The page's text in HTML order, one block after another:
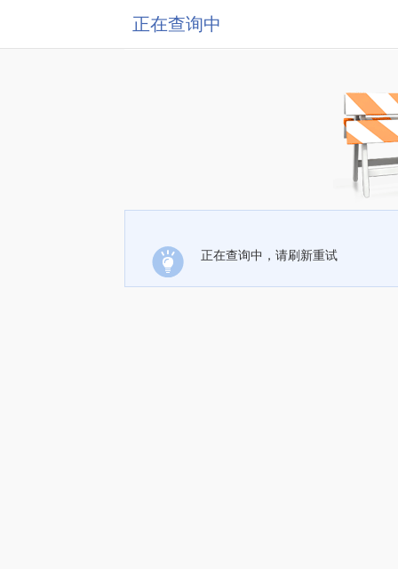
正在查询中
正在查询中，请刷新重试